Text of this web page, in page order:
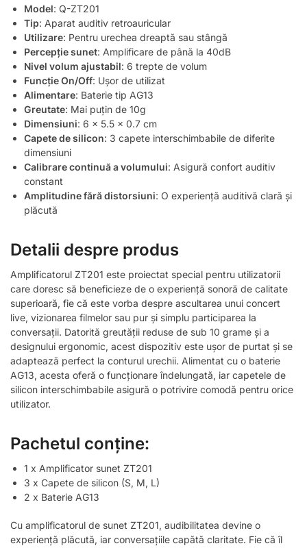
Model: Q-ZT201
Tip: Aparat auditiv retroauricular
Utilizare: Pentru urechea dreaptă sau stângă
Percepție sunet: Amplificare de până la 40dB
Nivel volum ajustabil: 6 trepte de volum
Funcție On/Off: Ușor de utilizat
Alimentare: Baterie tip AG13
Greutate: Mai puțin de 10g
Dimensiuni: 6 x 5.5 x 0.7 cm
Capete de silicon: 3 capete interschimbabile de diferite
dimensiuni
Calibrare continuă a volumului: Asigură confort auditiv
constant
Amplitudine fără distorsiuni: O experiență auditivă clară și
plăcută
Detalii despre produs
Amplificatorul ZT201 este proiectat special pentru utilizatorii
care doresc să beneficieze de o experiență sonoră de calitate
superioară, fie că este vorba despre ascultarea unui concert
live, vizionarea filmelor sau pur și simplu participarea la
conversații. Datorită greutății reduse de sub 10 grame și a
designului ergonomic, acest dispozitiv este ușor de purtat și se
adaptează perfect la conturul urechii. Alimentat cu o baterie
AG13, acesta oferă o funcționare îndelungată, iar capetele de
silicon interschimbabile asigură o potrivire comodă pentru orice
utilizator.
Pachetul conține:
1 x Amplificator sunet ZT201
3 x Capete de silicon (S, M, L)
2 x Baterie AG13
Cu amplificatorul de sunet ZT201, audibilitatea devine o
experiență plăcută, iar conversațiile capătă claritate. Fie că îl